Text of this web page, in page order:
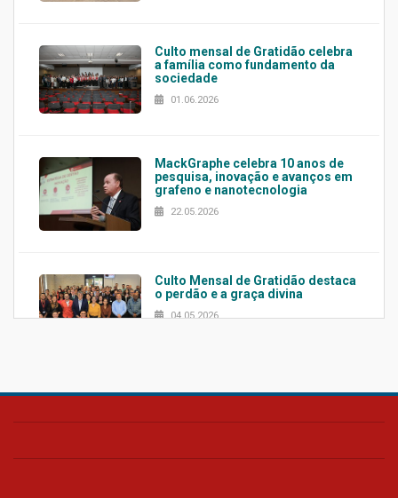
Culto mensal de Gratidão celebra
a família como fundamento da
sociedade
01.06.2026
MackGraphe celebra 10 anos de
pesquisa, inovação e avanços em
grafeno e nanotecnologia
22.05.2026
Culto Mensal de Gratidão destaca
o perdão e a graça divina
04.05.2026
Confira como foi o culto mensal